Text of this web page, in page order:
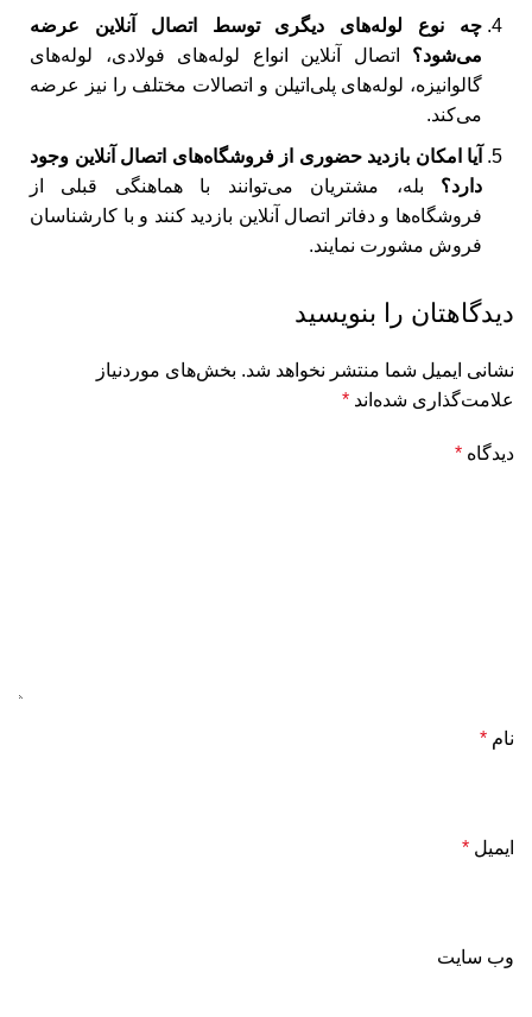
چه نوع لوله‌های دیگری توسط اتصال آنلاین عرضه
می‌شود؟ اتصال آنلاین انواع لوله‌های فولادی، لوله‌های
گالوانیزه، لوله‌های پلی‌اتیلن و اتصالات مختلف را نیز عرضه
می‌کند.
آیا امکان بازدید حضوری از فروشگاه‌های اتصال آنلاین وجود
دارد؟ بله، مشتریان می‌توانند با هماهنگی قبلی از
فروشگاه‌ها و دفاتر اتصال آنلاین بازدید کنند و با کارشناسان
فروش مشورت نمایند.
دیدگاهتان را بنویسید
نشانی ایمیل شما منتشر نخواهد شد. بخش‌های موردنیاز
علامت‌گذاری شده‌اند *
دیدگاه *
نام *
ایمیل *
وب‌ سایت